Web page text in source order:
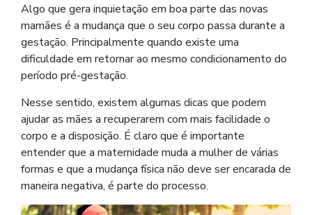
Algo que gera inquietação em boa parte das novas
mamães é a mudança que o seu corpo passa durante a
gestação. Principalmente quando existe uma
dificuldade em retornar ao mesmo condicionamento do
período pré-gestação.
Nesse sentido, existem algumas dicas que podem
ajudar as mães a recuperarem com mais facilidade o
corpo e a disposição. É claro que é importante
entender que a maternidade muda a mulher de várias
formas e que a mudança física não deve ser encarada de
maneira negativa, é parte do processo.